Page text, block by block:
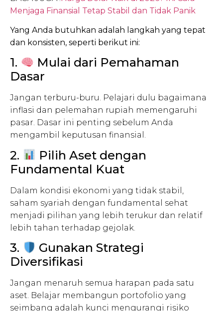
Menjaga Finansial Tetap Stabil dan Tidak Panik
Yang Anda butuhkan adalah langkah yang tepat
dan konsisten, seperti berikut ini:
1.
Mulai dari Pemahaman
Dasar
Jangan terburu-buru. Pelajari dulu bagaimana
inflasi dan pelemahan rupiah memengaruhi
pasar. Dasar ini penting sebelum Anda
mengambil keputusan finansial.
2.
Pilih Aset dengan
Fundamental Kuat
Dalam kondisi ekonomi yang tidak stabil,
saham syariah dengan fundamental sehat
menjadi pilihan yang lebih terukur dan relatif
lebih tahan terhadap gejolak.
3.
Gunakan Strategi
Diversifikasi
Jangan menaruh semua harapan pada satu
aset. Belajar membangun portofolio yang
seimbang adalah kunci mengurangi risiko